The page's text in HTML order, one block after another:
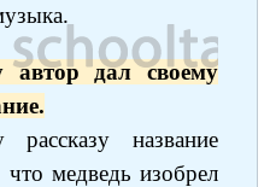
автор дал своему
название
медведь изобрел